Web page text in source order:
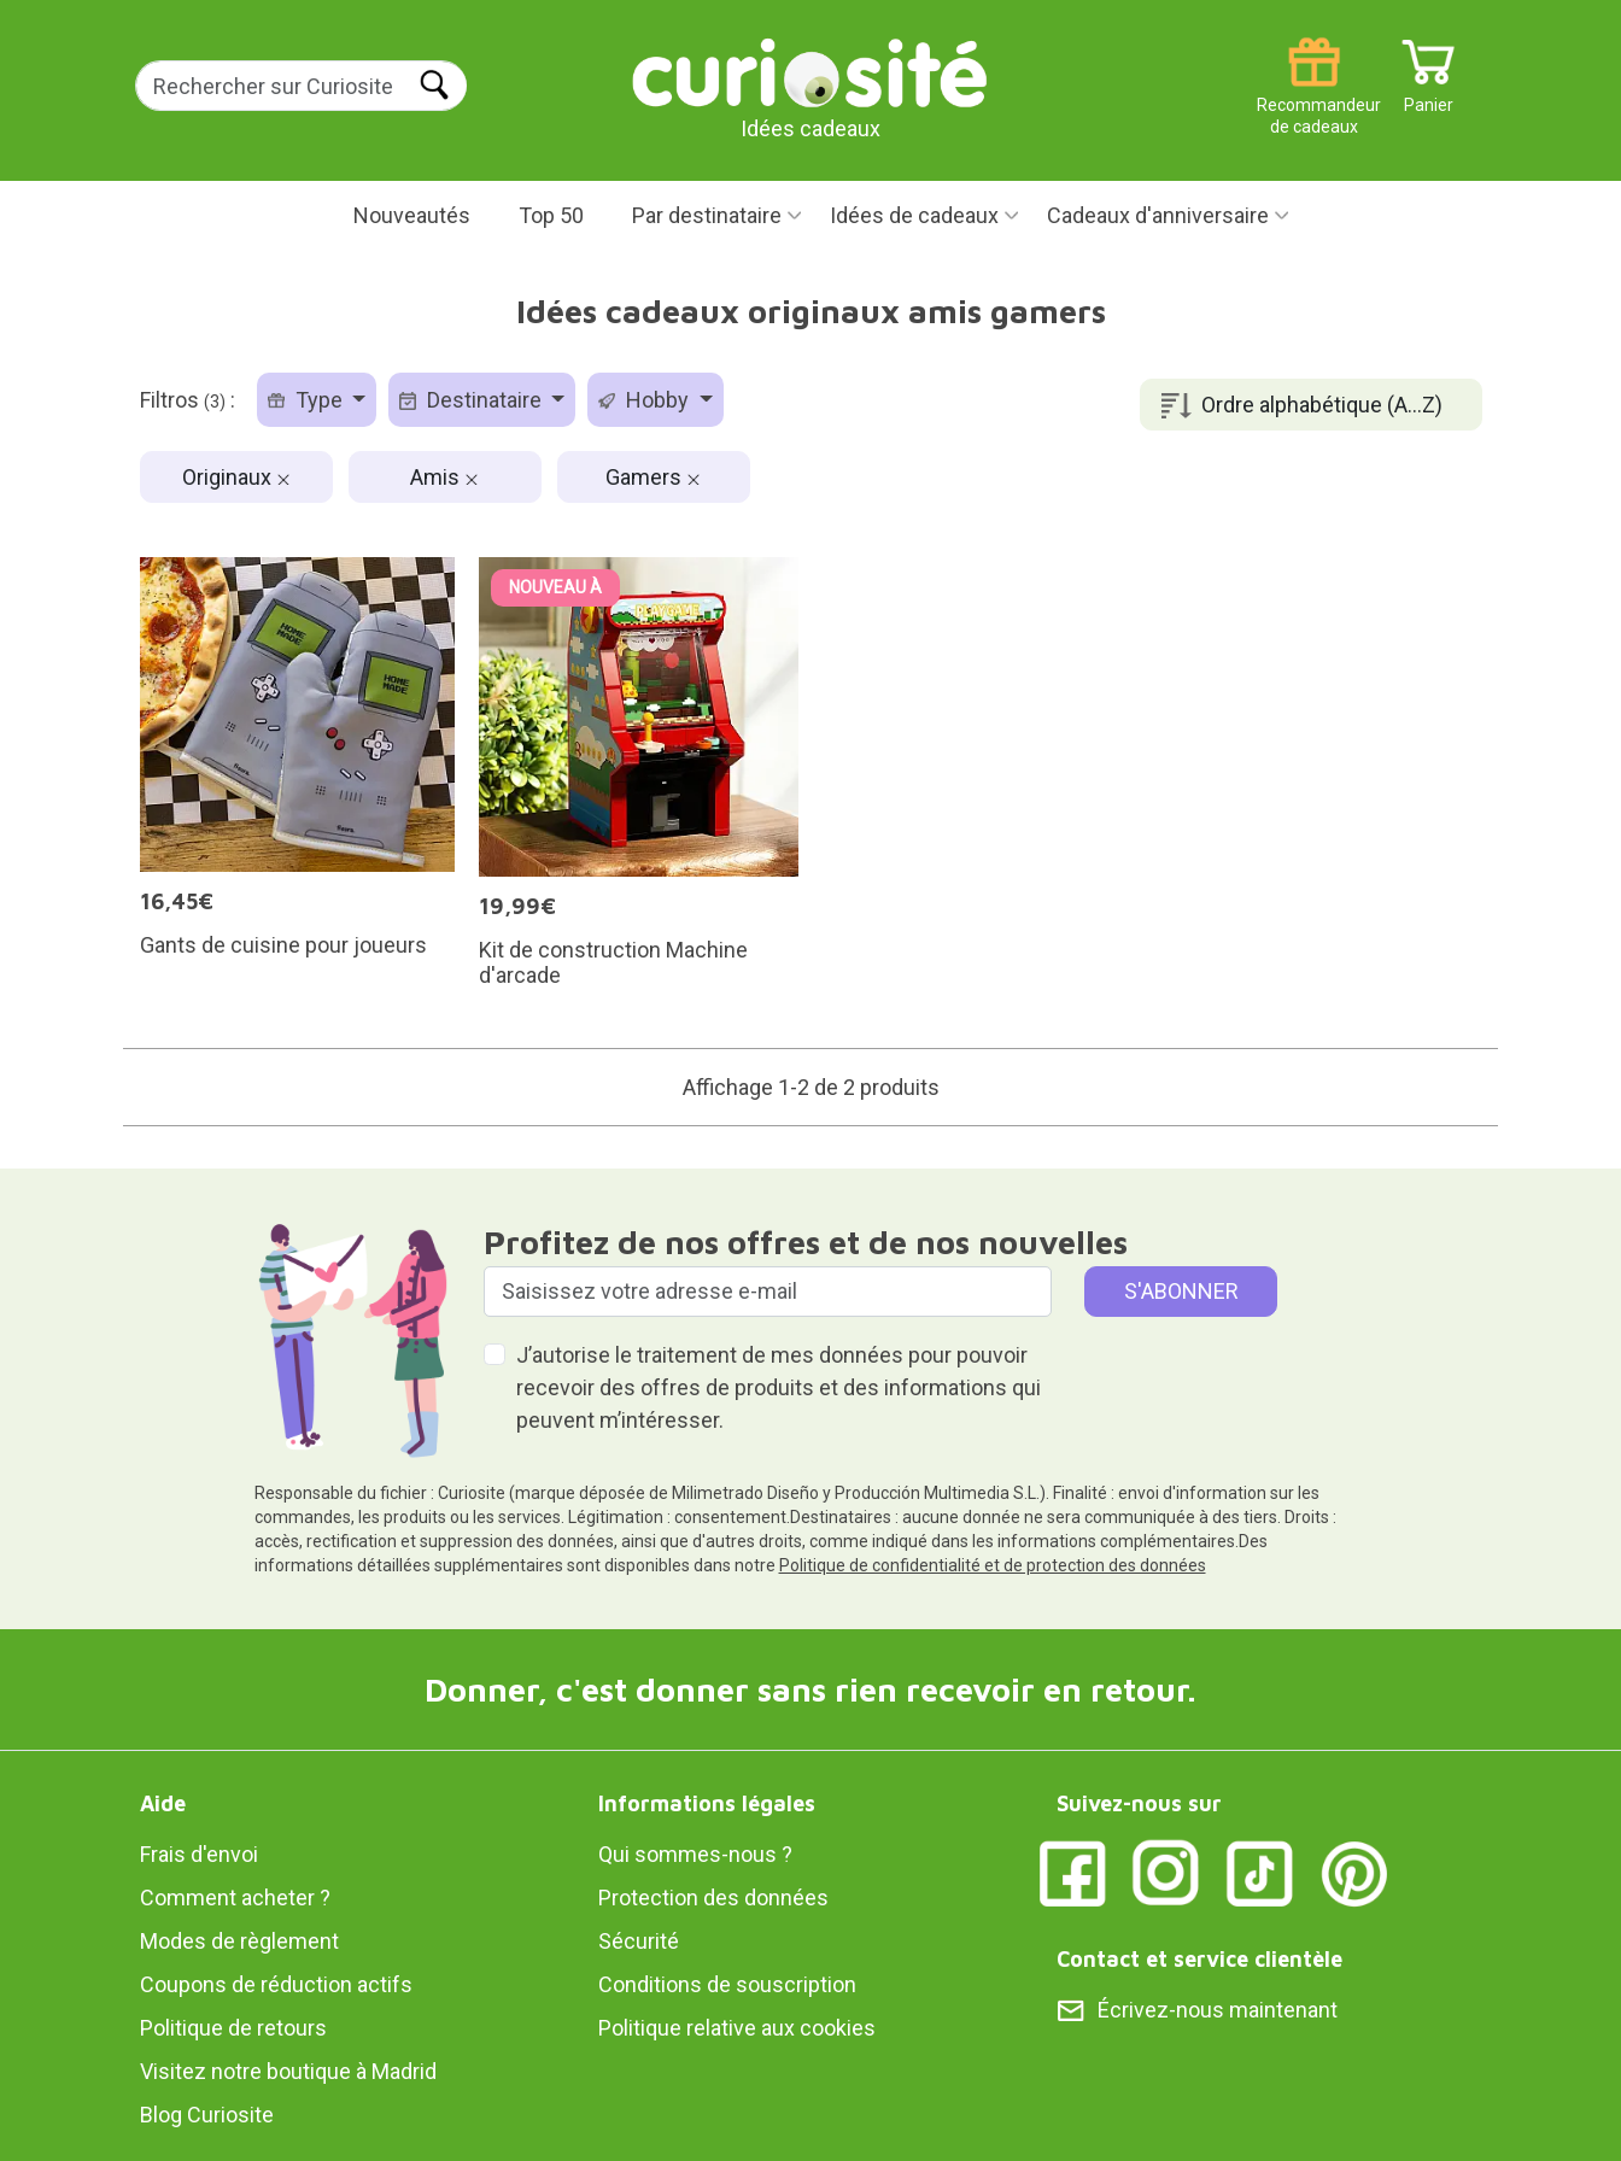
Idées cadeaux
Panier
Recommandeur
de cadeaux
Nouveautés Top 50 Par destinataire Idées de cadeaux Cadeaux d'anniversaire
Idées cadeaux originaux amis gamers
Ordre alphabétique (A...Z)
Filtros (3) : Type Destinataire Hobby
Originaux Amis Gamers
16,45€
Gants de cuisine pour joueurs
NOUVEAU À
19,99€
Kit de construction Machine
d'arcade
Affichage 1-2 de 2 produits
Profitez de nos offres et de nos nouvelles
J’autorise le traitement de mes données pour pouvoir
recevoir des offres de produits et des informations qui
peuvent m’intéresser.
Responsable du fichier : Curiosite (marque déposée de Milimetrado Diseño y Producción Multimedia S.L.). Finalité : envoi d'information sur les
commandes, les produits ou les services. Légitimation : consentement.Destinataires : aucune donnée ne sera communiquée à des tiers. Droits :
accès, rectification et suppression des données, ainsi que d'autres droits, comme indiqué dans les informations complémentaires.Des
informations détaillées supplémentaires sont disponibles dans notre Politique de confidentialité et de protection des données
Donner, c'est donner sans rien recevoir en retour.
Aide
Frais d'envoi
Comment acheter ?
Modes de règlement
Coupons de réduction actifs
Politique de retours
Visitez notre boutique à Madrid
Blog Curiosite
Informations légales
Qui sommes-nous ?
Protection des données
Sécurité
Conditions de souscription
Politique relative aux cookies
Suivez-nous sur
Contact et service clientèle
Écrivez-nous maintenant